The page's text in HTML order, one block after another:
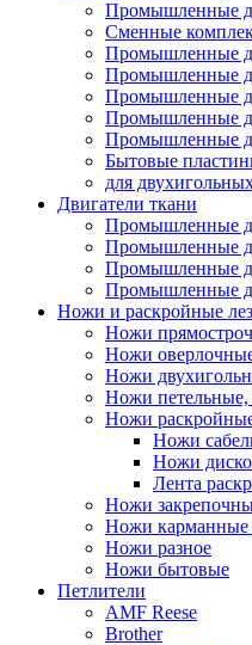
Промышленные
Сменные
Промышленные
Промышленные
Промышленные
Промышленные
Промышленные
Бытовые
для
Двигатели ткани
Промышленные
Промышленные
Промышленные
Промышленные
Ножи и раскройные
Ножи
Ножи
Ножи
Ножи
Ножи
Ножи
Ножи
Лента
Ножи
Ножи карманные
Ножи разное
Ножи бытовые
Петлители
AMF Reese
Brother